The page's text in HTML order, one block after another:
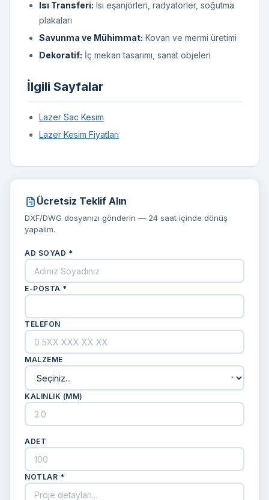
Isı Transferi: Isı eşanjörleri, radyatörler, soğutma
plakaları
Savunma ve Mühimmat: Kovan ve mermi üretimi
Dekoratif: İç mekan tasarımı, sanat objeleri
İlgili Sayfalar
Lazer Sac Kesim
Lazer Kesim Fiyatları
Ücretsiz Teklif Alın
DXF/DWG dosyanızı gönderin — 24 saat içinde dönüş
yapalım.
AD SOYAD *
E-POSTA *
TELEFON
MALZEME
KALINLIK (MM)
ADET
NOTLAR *